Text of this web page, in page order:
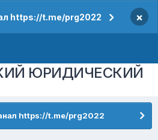
https://t.me/prg2022 ×
ЮРИДИЧЕСКИЙ
https://t.me/prg2022